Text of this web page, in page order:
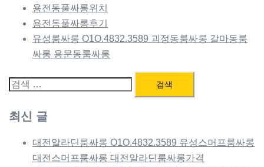
용전동풀싸롱위치
용전동풀싸롱후기
유성룸싸롱 O1O.4832.3589 괴정동룸싸롱 갈마동룸
싸롱 용문동룸싸롱
검
최신 글
대전알라딘룸싸롱 O1O.4832.3589 유성스머프룸싸롱
대전스머프룸싸롱 대전알라딘룸싸롱가격